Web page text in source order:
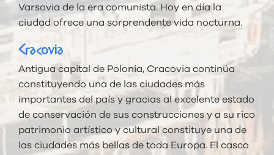
Varsovia de la era comunista. Hoy en día la
ciudad ofrece una sorprendente vida nocturna.
Cracovia
Antigua capital de Polonia, Cracovia continúa
constituyendo una de las ciudades más
importantes del país y gracias al excelente estado
de conservación de sus construcciones y a su rico
patrimonio artístico y cultural constituye una de
las ciudades más bellas de toda Europa. El casco